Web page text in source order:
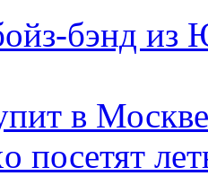
бэнд из
в
посетят